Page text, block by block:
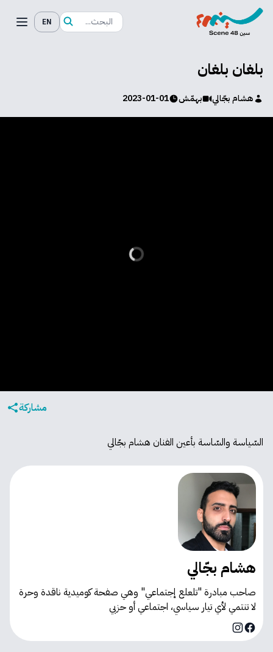
EN
بلغان بلغان
هشام بجّالي بهمّش 2023-01-01
مشاركة
السّياسة والسّاسة بأعين الفنان هشام بجّالي
هشام بجّالي
صاحب مبادرة "تلعلع إجتماعي" وهي صفحة كوميدية ناقدة وحرة
لا تنتمي لأي تيار سياسي، اجتماعي أو حزبي
Facebook
Instagram